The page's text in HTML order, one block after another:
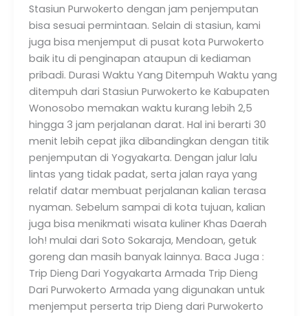
Stasiun Purwokerto dengan jam penjemputan
bisa sesuai permintaan. Selain di stasiun, kami
juga bisa menjemput di pusat kota Purwokerto
baik itu di penginapan ataupun di kediaman
pribadi. Durasi Waktu Yang Ditempuh Waktu yang
ditempuh dari Stasiun Purwokerto ke Kabupaten
Wonosobo memakan waktu kurang lebih 2,5
hingga 3 jam perjalanan darat. Hal ini berarti 30
menit lebih cepat jika dibandingkan dengan titik
penjemputan di Yogyakarta. Dengan jalur lalu
lintas yang tidak padat, serta jalan raya yang
relatif datar membuat perjalanan kalian terasa
nyaman. Sebelum sampai di kota tujuan, kalian
juga bisa menikmati wisata kuliner Khas Daerah
loh! mulai dari Soto Sokaraja, Mendoan, getuk
goreng dan masih banyak lainnya. Baca Juga :
Trip Dieng Dari Yogyakarta Armada Trip Dieng
Dari Purwokerto Armada yang digunakan untuk
menjemput perserta trip Dieng dari Purwokerto